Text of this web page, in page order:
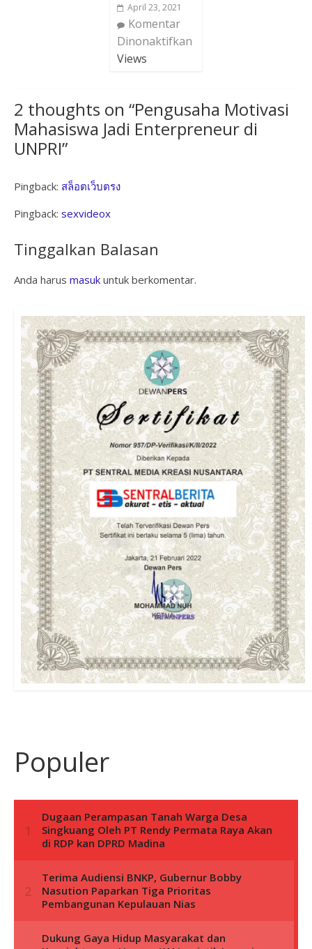
April 23, 2021
Komentar
Dinonaktifkan
Views
2 thoughts on “Pengusaha Motivasi
Mahasiswa Jadi Enterpreneur di
UNPRI”
Pingback: สล็อตเว็บตรง
Pingback: sexvideox
Tinggalkan Balasan
Anda harus masukuntuk berkomentar.
Populer